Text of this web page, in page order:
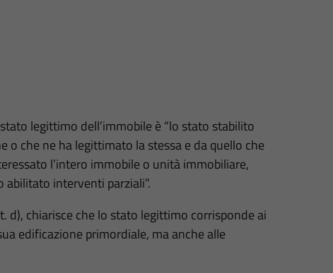
legittimo dell’immobile è “lo stato stabilito
che ne ha legittimato la stessa e da quello che
l’intero immobile o unità immobiliare,
interventi parziali”.
d), chiarisce che lo stato legittimo corrisponde ai
edificazione primordiale, ma anche alle